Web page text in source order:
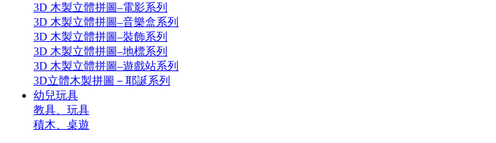
3D 木製立體拼圖–電影系列
3D 木製立體拼圖–音樂盒系列
3D 木製立體拼圖–裝飾系列
3D 木製立體拼圖–地標系列
3D 木製立體拼圖–遊戲站系列
3D立體木製拼圖－耶誕系列
幼兒玩具
教具、玩具
積木、桌遊